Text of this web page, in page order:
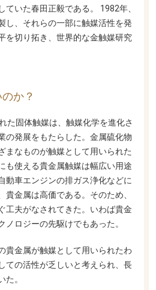
ていた春田正毅である。 1982年、
し、それらの一部に触媒活性を発
を切り拓き、世界的な金触媒研究
か？
た固体触媒は、触媒化学を進化さ
の発展をもたらした。金属硫化物
まなものが触媒として用いられた
も使える貴金属触媒は幅広い用途
動車エンジンの排ガス浄化などに
貴金属は高価である。そのため、
工夫がなされてきた。いわば貴金
ノロジーの先駆けでもあった。
貴金属が触媒として用いられたわ
ての活性が乏しいと考えられ、長
た。